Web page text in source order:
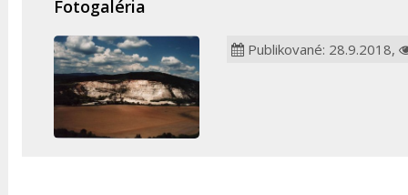
Fotogaléria
Publikované: 28.9.2018,